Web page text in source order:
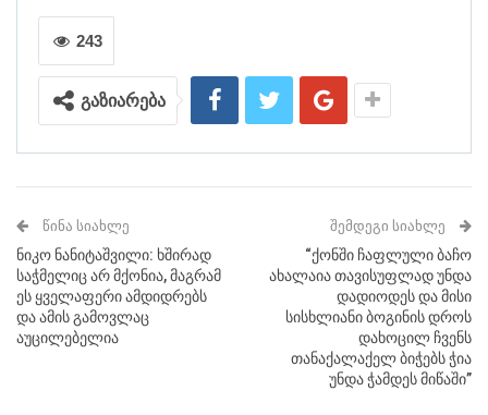
243
გაზიარება
ᲬᲘᲜᲐ ᲡᲘᲐᲮᲚᲔ
ნიკო ნანიტაშვილი: ხშირად
საჭმელიც არ მქონია, მაგრამ
ეს ყველაფერი ამდიდრებს
და ამის გამოვლაც
აუცილებელია
ᲨᲔᲛᲓᲔᲒᲘ ᲡᲘᲐᲮᲚᲔ
“ქონში ჩაფლული ბაჩო
ახალაია თავისუფლად უნდა
დადიოდეს და მისი
სისხლიანი ბოგინის დროს
დახოცილ ჩვენს
თანაქალაქელ ბიჭებს ჭია
უნდა ჭამდეს მიწაში”